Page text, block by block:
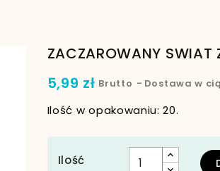
ZACZAROWANY SWIAT
5,99 zł Brutto Dostawa w
Ilość w opakowaniu: 20.
Ilość